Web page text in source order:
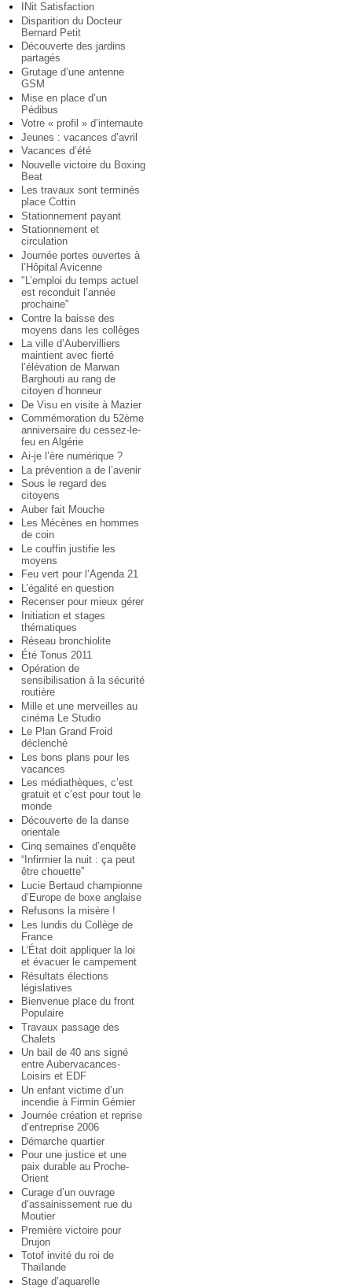
INit Satisfaction
Disparition du Docteur
Bernard Petit
Découverte des jardins
partagés
Grutage d’une antenne
GSM
Mise en place d’un
Pédibus
Votre « profil » d’internaute
Jeunes : vacances d’avril
Vacances d’été
Nouvelle victoire du Boxing
Beat
Les travaux sont terminés
place Cottin
Stationnement payant
Stationnement et
circulation
Journée portes ouvertes à
l’Hôpital Avicenne
"L’emploi du temps actuel
est reconduit l’année
prochaine"
Contre la baisse des
moyens dans les collèges
La ville d’Aubervilliers
maintient avec fierté
l’élévation de Marwan
Barghouti au rang de
citoyen d’honneur
De Visu en visite à Mazier
Commémoration du 52ème
anniversaire du cessez-le-
feu en Algérie
Ai-je l’ère numérique ?
La prévention a de l’avenir
Sous le regard des
citoyens
Auber fait Mouche
Les Mécènes en hommes
de coin
Le couffin justifie les
moyens
Feu vert pour l’Agenda 21
L’égalité en question
Recenser pour mieux gérer
Initiation et stages
thématiques
Réseau bronchiolite
Été Tonus 2011
Opération de
sensibilisation à la sécurité
routière
Mille et une merveilles au
cinéma Le Studio
Le Plan Grand Froid
déclenché
Les bons plans pour les
vacances
Les médiathèques, c’est
gratuit et c’est pour tout le
monde
Découverte de la danse
orientale
Cinq semaines d’enquête
“Infirmier la nuit : ça peut
être chouette”
Lucie Bertaud championne
d’Europe de boxe anglaise
Refusons la misère !
Les lundis du Collège de
France
L’État doit appliquer la loi
et évacuer le campement
Résultats élections
législatives
Bienvenue place du front
Populaire
Travaux passage des
Chalets
Un bail de 40 ans signé
entre Aubervacances-
Loisirs et EDF
Un enfant victime d’un
incendie à Firmin Gémier
Journée création et reprise
d’entreprise 2006
Démarche quartier
Pour une justice et une
paix durable au Proche-
Orient
Curage d’un ouvrage
d’assainissement rue du
Moutier
Première victoire pour
Drujon
Totof invité du roi de
Thaïlande
Stage d’aquarelle